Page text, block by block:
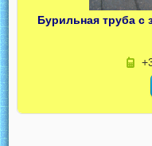
Бурильная труба с